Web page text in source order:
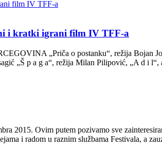
i kratki igrani film IV TFF-a
„Priča o postanku“, režija Bojan
„Š p a g a“, režija Milan Pilipović, „A d i
2015. Ovim putem pozivamo sve
i radom u raznim službama Festivala, a